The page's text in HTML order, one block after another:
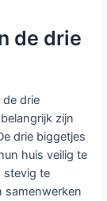
de drie
drie
zijn
drie biggetjes
huis veilig te
stevig te
samenwerken